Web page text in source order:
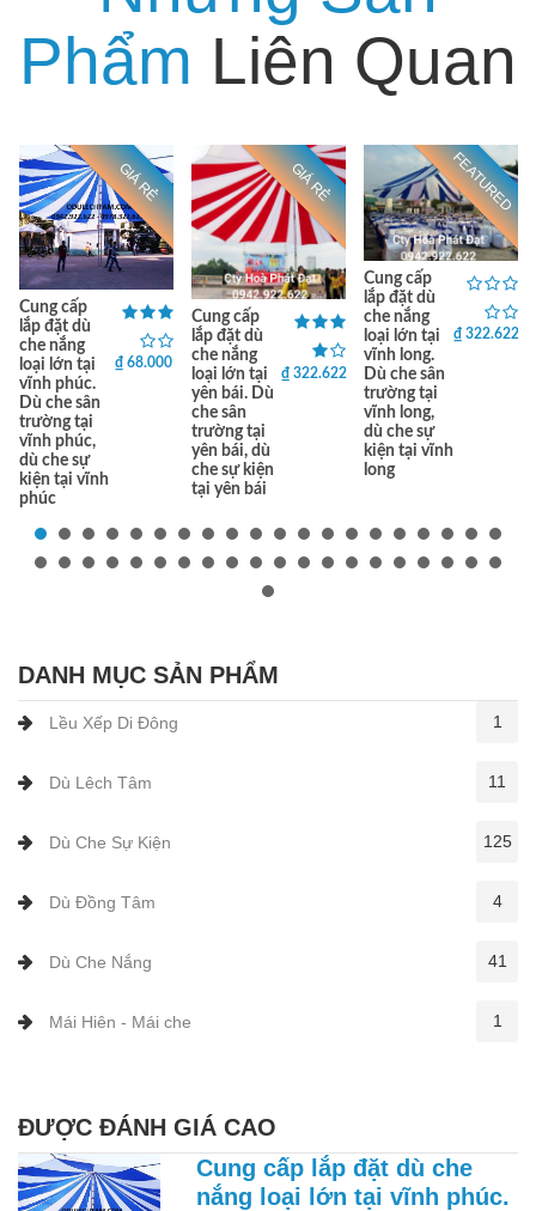
Phẩm Liên Quan
GIÁ RẺ
Cung cấp
lắp đặt dù
che nắng
loại lớn tại
vĩnh phúc.
Dù che sân
trường tại
vĩnh phúc,
dù che sự
kiện tại vĩnh
phúc
₫ 68.000
GIÁ RẺ
Cung cấp
lắp đặt dù
che nắng
loại lớn tại
yên bái. Dù
che sân
trường tại
yên bái, dù
che sự kiện
tại yên bái
₫ 322.622
FEATURED
Cung cấp
lắp đặt dù
che nắng
loại lớn tại
vĩnh long.
Dù che sân
trường tại
vĩnh long,
dù che sự
kiện tại vĩnh
long
₫ 322.622
DANH MỤC SẢN PHẨM
Lều Xếp Di Đông 1
Dù Lêch Tâm 11
Dù Che Sự Kiện 125
Dù Đồng Tâm 4
Dù Che Nắng 41
Mái Hiên - Mái che 1
ĐƯỢC ĐÁNH GIÁ CAO
Cung cấp lắp đặt dù che
nắng loại lớn tại vĩnh phúc.